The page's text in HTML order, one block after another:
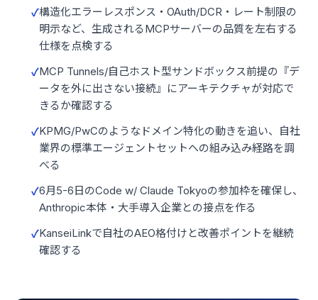
構造化エラーレスポンス・OAuth/DCR・レート制限の
明示など、生成されるMCPサーバーの品質を左右する
仕様を点検する
MCP Tunnels/自己ホスト型サンドボックス前提の『デ
ータを外に出さない接続』にアーキテクチャが対応で
きるか確認する
KPMG/PwCのようなドメイン特化の動きを追い、自社
業界の標準エージェントセットへの組み込み経路を調
べる
6月5-6日のCode w/ Claude Tokyoの参加枠を確保し、
Anthropic本体・大手導入企業との接点を作る
KanseiLinkで自社のAEO格付けと改善ポイントを継続
確認する